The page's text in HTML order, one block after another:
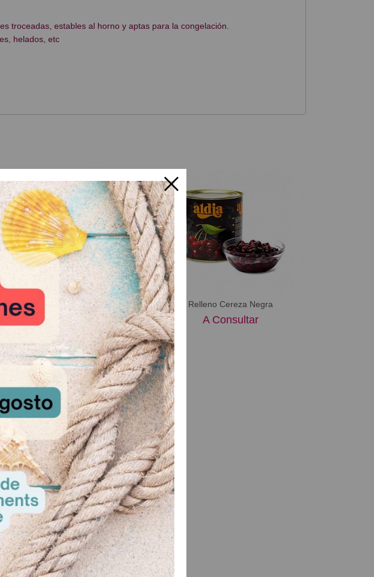
troceadas, estables al horno y aptas para la congelación.
helados, etc
-10 %
Cereza roja entera
A Consultar
Relleno Cereza Negra
A Consultar